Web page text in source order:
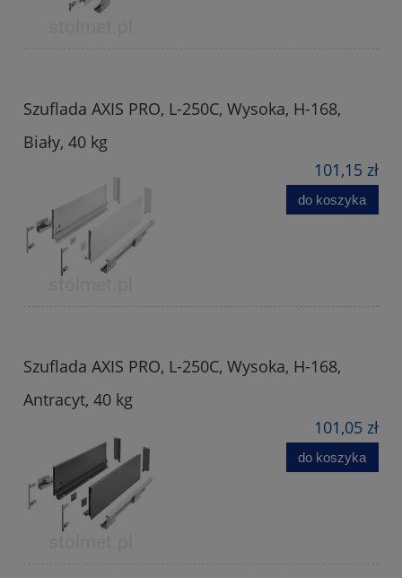
Szuflada AXIS PRO, L-250C, Wysoka, H-168,
Biały, 40 kg
101,15 zł
do koszyka
Szuflada AXIS PRO, L-250C, Wysoka, H-168,
Antracyt, 40 kg
101,05 zł
do koszyka